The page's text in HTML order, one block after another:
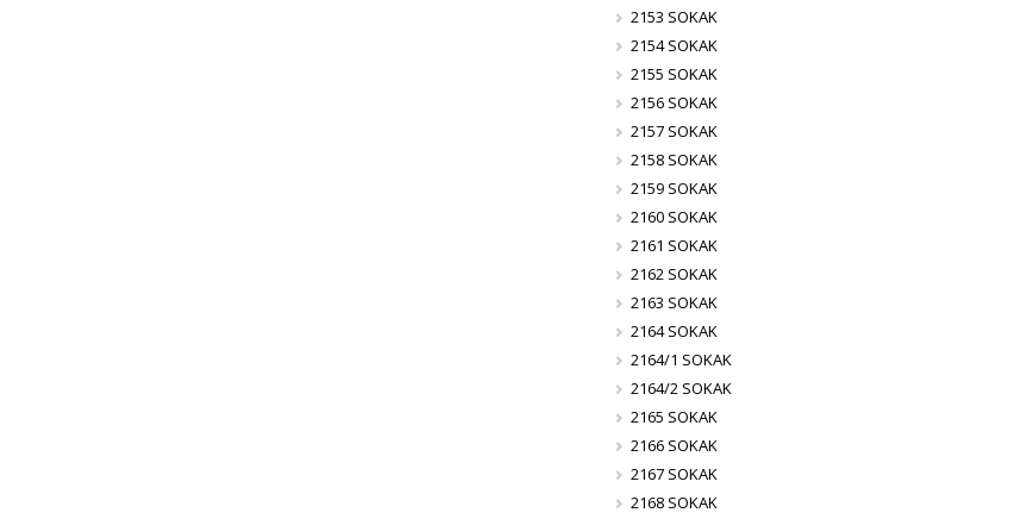
2153 SOKAK
2154 SOKAK
2155 SOKAK
2156 SOKAK
2157 SOKAK
2158 SOKAK
2159 SOKAK
2160 SOKAK
2161 SOKAK
2162 SOKAK
2163 SOKAK
2164 SOKAK
2164/1 SOKAK
2164/2 SOKAK
2165 SOKAK
2166 SOKAK
2167 SOKAK
2168 SOKAK